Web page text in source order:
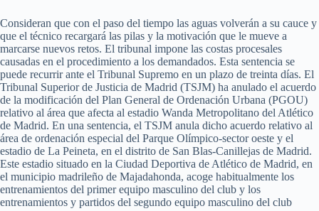
Consideran que con el paso del tiempo las aguas volverán a su cauce y
que el técnico recargará las pilas y la motivación que le mueve a
marcarse nuevos retos. El tribunal impone las costas procesales
causadas en el procedimiento a los demandados. Esta sentencia se
puede recurrir ante el Tribunal Supremo en un plazo de treinta días. El
Tribunal Superior de Justicia de Madrid (TSJM) ha anulado el acuerdo
de la modificación del Plan General de Ordenación Urbana (PGOU)
relativo al área que afecta al estadio Wanda Metropolitano del Atlético
de Madrid. En una sentencia, el TSJM anula dicho acuerdo relativo al
área de ordenación especial del Parque Olímpico-sector oeste y el
estadio de La Peineta, en el distrito de San Blas-Canillejas de Madrid.
Este estadio situado en la Ciudad Deportiva de Atlético de Madrid, en
el municipio madrileño de Majadahonda, acoge habitualmente los
entrenamientos del primer equipo masculino del club y los
entrenamientos y partidos del segundo equipo masculino del club